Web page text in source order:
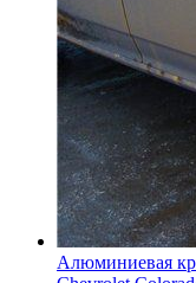
Алюминиевая